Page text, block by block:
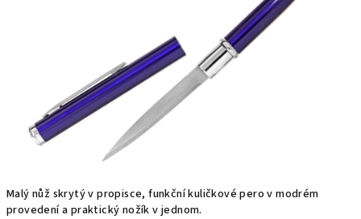
Malý nůž skrytý v propisce, funkční kuličkové pero v modrém
provedení a praktický nožík v jednom.